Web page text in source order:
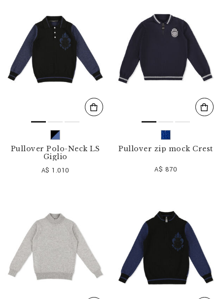
Pullover Polo-Neck LS
Giglio
A$ 1.010
Pullover zip mock Crest
A$ 870